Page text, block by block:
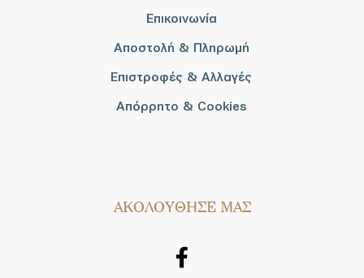
Επικοινωνία
Αποστολή & Πληρωμή
Επιστροφές & Αλλαγές
Απόρρητο & Cookies
AΚΟΛΟΥΘΗΣΕ ΜΑΣ